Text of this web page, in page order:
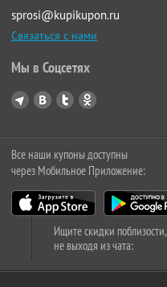
sprosi@kupikupon.ru
Связаться с нами
Мы в Соцсетях
Все наши купоны доступны
через Мобильное Приложение:
Ищите скидки поблизости,
не выходя из чата: